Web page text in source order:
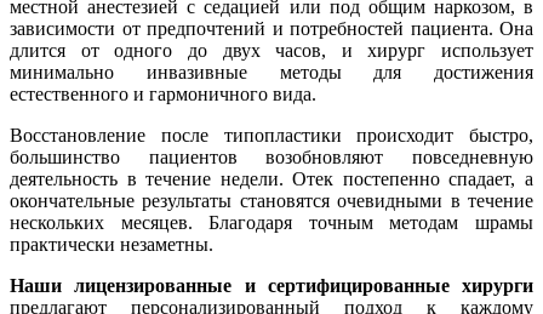
местной анестезией с седацией или под общим наркозом, в
зависимости от предпочтений и потребностей пациента. Она
длится от одного до двух часов, и хирург использует
минимально инвазивные методы для достижения
естественного и гармоничного вида.
Восстановление после типопластики происходит быстро,
большинство пациентов возобновляют повседневную
деятельность в течение недели. Отек постепенно спадает, а
окончательные результаты становятся очевидными в течение
нескольких месяцев. Благодаря точным методам шрамы
практически незаметны.
Наши лицензированные и сертифицированные хирурги
предлагают персонализированный подход к каждому